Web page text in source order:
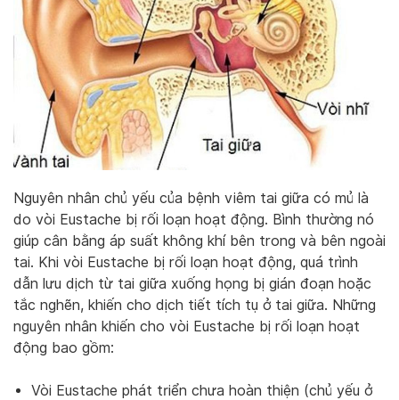
Nguyên nhân chủ yếu của bệnh viêm tai giữa có mủ là
do vòi Eustache bị rối loạn hoạt động. Bình thường nó
giúp cân bằng áp suất không khí bên trong và bên ngoài
tai. Khi vòi Eustache bị rối loạn hoạt động, quá trình
dẫn lưu dịch từ tai giữa xuống họng bị gián đoạn hoặc
tắc nghẽn, khiến cho dịch tiết tích tụ ở tai giữa. Những
nguyên nhân khiến cho vòi Eustache bị rối loạn hoạt
động bao gồm:
Vòi Eustache phát triển chưa hoàn thiện (chủ yếu ở